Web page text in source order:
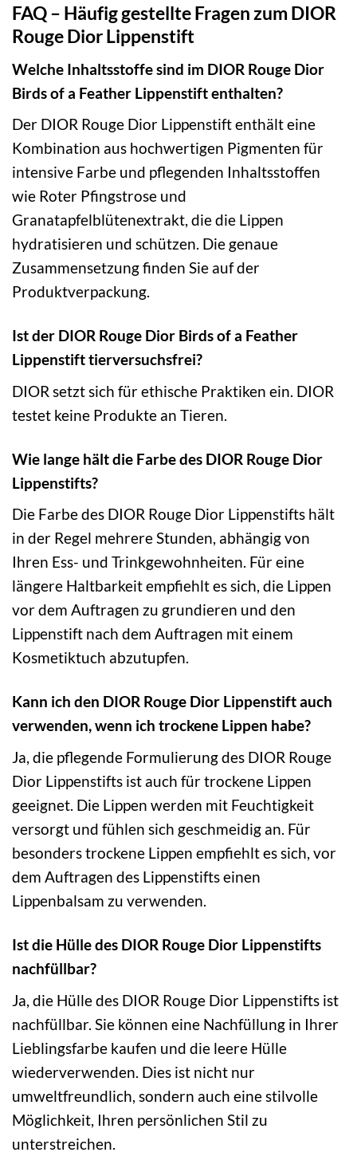
FAQ – Häufig gestellte Fragen zum DIOR
Rouge Dior Lippenstift
Welche Inhaltsstoffe sind im DIOR Rouge Dior
Birds of a Feather Lippenstift enthalten?
Der DIOR Rouge Dior Lippenstift enthält eine
Kombination aus hochwertigen Pigmenten für
intensive Farbe und pflegenden Inhaltsstoffen
wie Roter Pfingstrose und
Granatapfelblütenextrakt, die die Lippen
hydratisieren und schützen. Die genaue
Zusammensetzung finden Sie auf der
Produktverpackung.
Ist der DIOR Rouge Dior Birds of a Feather
Lippenstift tierversuchsfrei?
DIOR setzt sich für ethische Praktiken ein. DIOR
testet keine Produkte an Tieren.
Wie lange hält die Farbe des DIOR Rouge Dior
Lippenstifts?
Die Farbe des DIOR Rouge Dior Lippenstifts hält
in der Regel mehrere Stunden, abhängig von
Ihren Ess- und Trinkgewohnheiten. Für eine
längere Haltbarkeit empfiehlt es sich, die Lippen
vor dem Auftragen zu grundieren und den
Lippenstift nach dem Auftragen mit einem
Kosmetiktuch abzutupfen.
Kann ich den DIOR Rouge Dior Lippenstift auch
verwenden, wenn ich trockene Lippen habe?
Ja, die pflegende Formulierung des DIOR Rouge
Dior Lippenstifts ist auch für trockene Lippen
geeignet. Die Lippen werden mit Feuchtigkeit
versorgt und fühlen sich geschmeidig an. Für
besonders trockene Lippen empfiehlt es sich, vor
dem Auftragen des Lippenstifts einen
Lippenbalsam zu verwenden.
Ist die Hülle des DIOR Rouge Dior Lippenstifts
nachfüllbar?
Ja, die Hülle des DIOR Rouge Dior Lippenstifts ist
nachfüllbar. Sie können eine Nachfüllung in Ihrer
Lieblingsfarbe kaufen und die leere Hülle
wiederverwenden. Dies ist nicht nur
umweltfreundlich, sondern auch eine stilvolle
Möglichkeit, Ihren persönlichen Stil zu
unterstreichen.